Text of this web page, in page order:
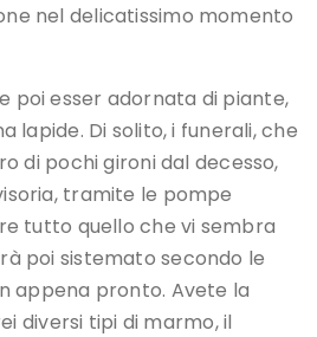
nel delicatissimo momento
poi esser adornata di piante,
lapide. Di solito, i funerali, che
di pochi gironi dal decesso,
tramite le pompe
tutto quello che vi sembra
poi sistemato secondo le
appena pronto. Avete la
diversi tipi di marmo, il